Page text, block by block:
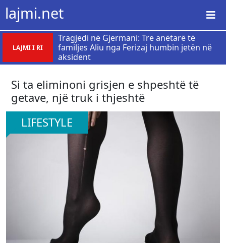
lajmi.net
LAJMI I RI
Tragjedi në Gjermani: Tre anëtarë të
familjes Aliu nga Ferizaj humbin jetën në
aksident
Si ta eliminoni grisjen e shpeshtë të
getave, një truk i thjeshtë
LIFESTYLE